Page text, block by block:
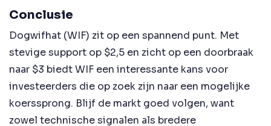
Conclusie
Dogwifhat (WIF) zit op een spannend punt. Met
stevige support op $2,5 en zicht op een doorbraak
naar $3 biedt WIF een interessante kans voor
investeerders die op zoek zijn naar een mogelijke
koerssprong. Blijf de markt goed volgen, want
zowel technische signalen als bredere